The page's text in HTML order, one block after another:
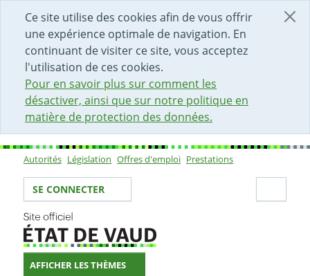
Ce site utilise des cookies afin de vous offrir
une expérience optimale de navigation. En
continuant de visiter ce site, vous acceptez
l'utilisation de ces cookies.
Pour en savoir plus sur comment les
désactiver, ainsi que sur notre politique en
matière de protection des données.
DÉBUT DU CONTENU DE LA PAGE
ACCÈS AU CHAMP DE RECHERCHE
PAGE D'ACCUEIL
FORMULAIRE DE CONTACT
Sous-navigation
Autorités Législation Offres d'emploi Prestations
Votre identité
SE CONNECTER
AFFICHER LES THÈMES